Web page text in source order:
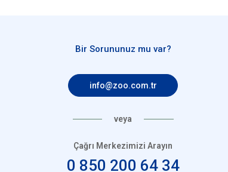
Bir Sorununuz mu var?
info@zoo.com.tr
veya
Çağrı Merkezimizi Arayın
0 850 200 64 34